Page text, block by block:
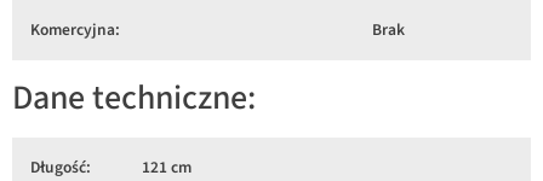
Komercyjna: Brak
Dane techniczne:
Długość: 121 cm